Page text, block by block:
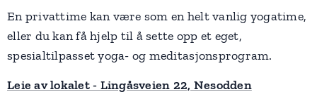
En privattime kan være som en helt vanlig yogatime,
eller du kan få hjelp til å sette opp et eget,
spesialtilpasset yoga- og meditasjonsprogram.
Leie av lokalet - Lingåsveien 22, Nesodden